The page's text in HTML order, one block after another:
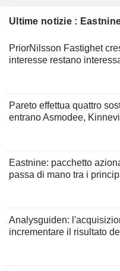
Ultime notizie :
PriorNilsson Fastighet
interesse restano
Pareto effettua quattro
entrano Asmodee,
Eastnine: pacchetto
passa di mano tra i
Analysguiden:
incrementare il risultato